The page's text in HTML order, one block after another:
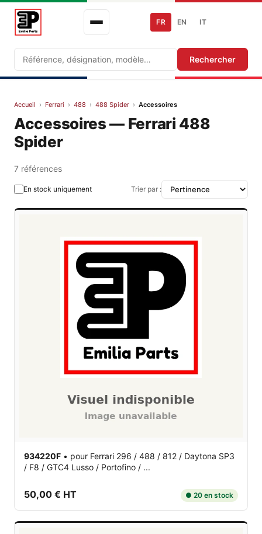
Recherche Rechercher
FR EN IT
Accueil › Ferrari › 488 › 488 Spider › Accessoires
Accessoires — Ferrari 488
Spider
7 références
En stock uniquement Trier par :
934220F • pour Ferrari 296 / 488 / 812 / Daytona SP3
/ F8 / GTC4 Lusso / Portofino / ...
50,00 € HT ● 20 en stock